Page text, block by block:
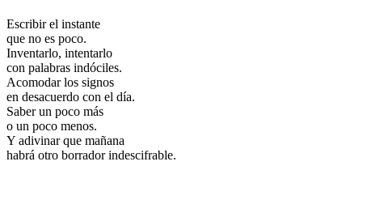
Escribir el instante
que no es poco.
Inventarlo, intentarlo
con palabras indóciles.
Acomodar los signos
en desacuerdo con el día.
Saber un poco más
o un poco menos.
Y adivinar que mañana
habrá otro borrador indescifrable.